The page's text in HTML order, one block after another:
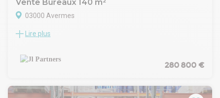
Vente Bureaux 140 m²
03000 Avermes
A VENDRE BUREAUX NEUFS AVEC ROOFTOP SUR AXE
Installez votre activité dans un bureau neuf de standing,
situé au cœur de la dynamique zone commerciale des
Une zone stratégique à forte attractivité
Lire plus
280 800 €